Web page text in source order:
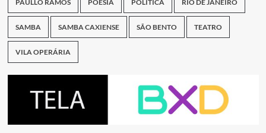
PAULLO RAMOS POESIA POLÍTICA RIO DE JANEIRO
SAMBA SAMBA CAXIENSE SÃO BENTO TEATRO
VILA OPERÁRIA